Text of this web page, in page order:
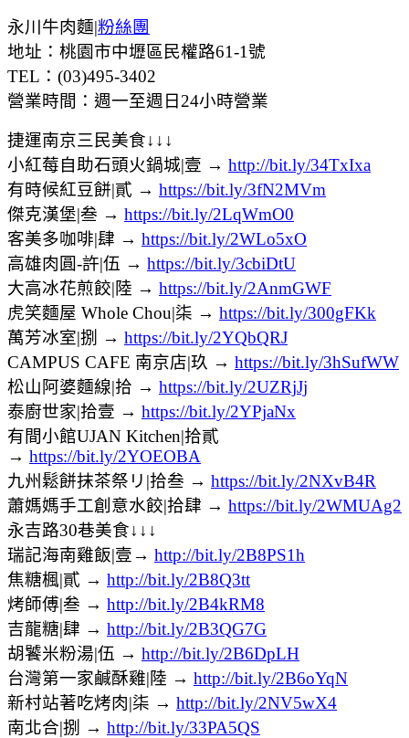
永川牛肉麵|粉絲團
地址：桃園市中壢區民權路61-1號
TEL：(03)495-3402
營業時間：週一至週日24小時營業
捷運南京三民美食↓↓↓
小紅莓自助石頭火鍋城|壹 → http://bit.ly/34TxIxa
有時候紅豆餅|貳 → https://bit.ly/3fN2MVm
傑克漢堡|叁 → https://bit.ly/2LqWmO0
客美多咖啡|肆 → https://bit.ly/2WLo5xO
高雄肉圓-許|伍 → https://bit.ly/3cbiDtU
大高冰花煎餃|陸 → https://bit.ly/2AnmGWF
虎笑麵屋 Whole Chou|柒 → https://bit.ly/300gFKk
萬芳冰室|捌 → https://bit.ly/2YQbQRJ
CAMPUS CAFE 南京店|玖 → https://bit.ly/3hSufWW
松山阿婆麵線|拾 → https://bit.ly/2UZRjJj
泰廚世家|拾壹 → https://bit.ly/2YPjaNx
有間小館UJAN Kitchen|拾貳
→ https://bit.ly/2YOEOBA
九州鬆餅抹茶祭リ|拾叁 → https://bit.ly/2NXvB4R
蕭媽媽手工創意水餃|拾肆 → https://bit.ly/2WMUAg2
永吉路30巷美食↓↓↓
瑞記海南雞飯|壹→ http://bit.ly/2B8PS1h
焦糖楓|貳 → http://bit.ly/2B8Q3tt
烤師傅|叁 → http://bit.ly/2B4kRM8
吉龍糖|肆 → http://bit.ly/2B3QG7G
胡饕米粉湯|伍 → http://bit.ly/2B6DpLH
台灣第一家鹹酥雞|陸 → http://bit.ly/2B6oYqN
新村站著吃烤肉|柒 → http://bit.ly/2NV5wX4
南北合|捌 → http://bit.ly/33PA5QS